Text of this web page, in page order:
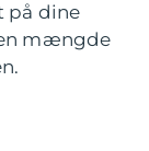
på dine
mængde